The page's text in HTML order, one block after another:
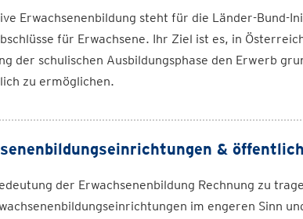
Erwachsenenbildung steht für die Länder-Bund-
für Erwachsene. Ihr Ziel ist es, in
der schulischen Ausbildungsphase den Erwerb
zu ermöglichen.
&
der Erwachsenenbildung Rechnung zu
im engeren Sinn